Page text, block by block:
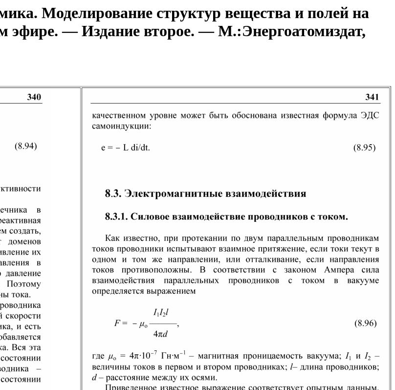
Моделирование структур вещества и полей на
эфире. — Издание второе. — М.:Энергоатомиздат,